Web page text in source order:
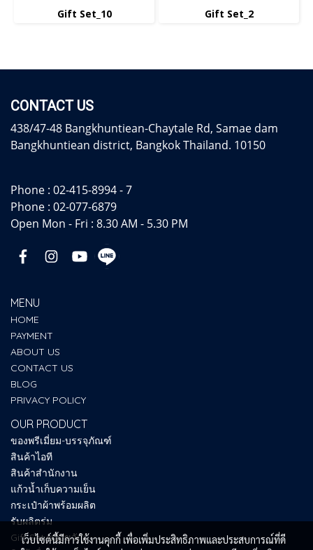
Gift Set_10 Gift Set_2
CONTACT US
438/47-48 Bangkhuntiean-Chaytale Rd, Samae dam
Bangkhuntiean district, Bangkok Thailand. 10150
Phone : 02-415-8994 - 7
Phone : 02-077-6879
Open Mon - Fri : 8.30 AM - 5.30 PM
MENU
HOME
PAYMENT
ABOUT US
CONTACT US
BLOG
PRIVACY POLICY
OUR PRODUCT
ของพรีเมี่ยม-บรรจุภัณฑ์
สินค้าไอที
สินค้าสำนักงาน
แก้วน้ำเก็บความเย็น
กระเป๋าผ้าพร้อมผลิต
รับผลิตร่ม
Gift Set ของขวัญ
เว็บไซต์นี้มีการใช้งานคุกกี้ เพื่อเพิ่มประสิทธิภาพและประสบการณ์ที่ดี